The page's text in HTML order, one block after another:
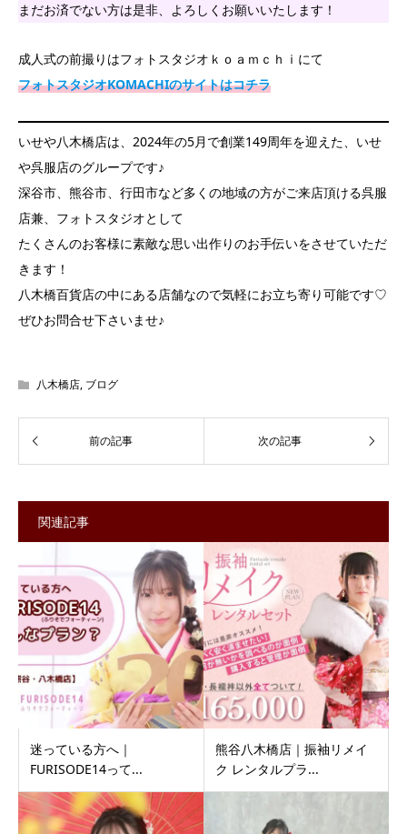
まだお済でない方は是非、よろしくお願いいたします！
成人式の前撮りはフォトスタジオｋｏａｍｃｈｉにて
フォトスタジオKOMACHIのサイトはコチラ
いせや八木橋店は、2024年の5月で創業149周年を迎えた、いせ
や呉服店のグループです♪
深谷市、熊谷市、行田市など多くの地域の方がご来店頂ける呉服
店兼、フォトスタジオとして
たくさんのお客様に素敵な思い出作りのお手伝いをさせていただ
きます！
八木橋百貨店の中にある店舗なので気軽にお立ち寄り可能です♡
ぜひお問合せ下さいませ♪
八木橋店, ブログ
関連記事
迷っている方へ｜
FURISODE14って...
熊谷八木橋店｜振袖リメイ
ク レンタルプラ...